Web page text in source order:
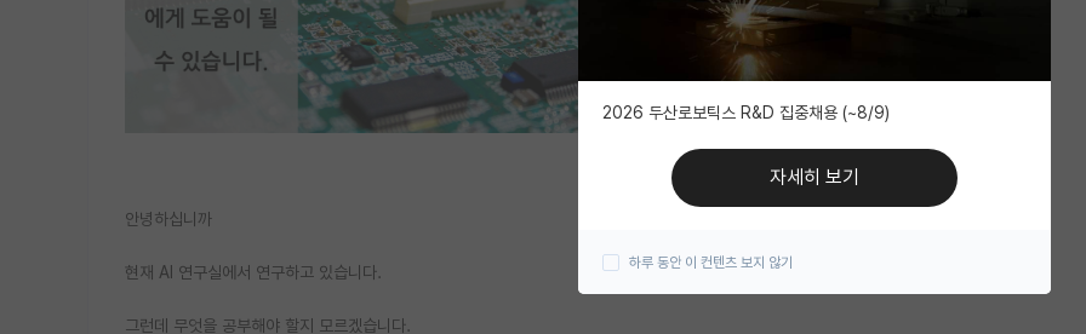
안녕하십니까
현재 AI 연구실에서 연구하고 있습니다.
그런데 무엇을 공부해야 할지 모르겠습니다.
2026 두산로보틱스 R&D 집중채용 (~8/9)
자세히 보기
하루 동안 이 컨텐츠 보지 않기